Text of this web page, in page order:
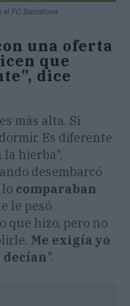
FC Barcelona
una oferta
que
dice
más alta. Si
Es diferente
hierba",
desembarcó
lo comparaban
le pesó
que hizo, pero no
Me exigía yo
decían".